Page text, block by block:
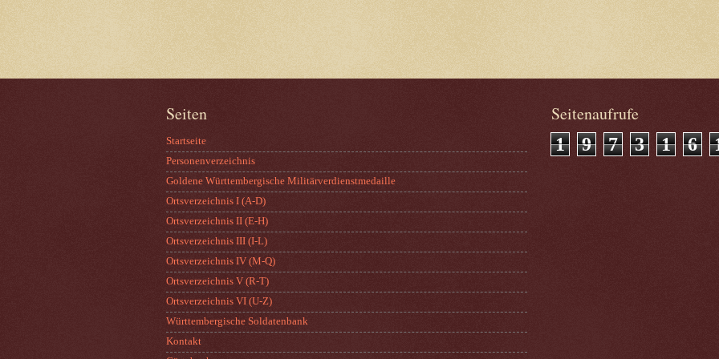
Seiten
Startseite
Personenverzeichnis
Goldene Württembergische Militärverdienstmedaille
Ortsverzeichnis I (A-D)
Ortsverzeichnis II (E-H)
Ortsverzeichnis III (I-L)
Ortsverzeichnis IV (M-Q)
Ortsverzeichnis V (R-T)
Ortsverzeichnis VI (U-Z)
Württembergische Soldatenbank
Kontakt
Seitenaufrufe
1 9 7 3 1 6